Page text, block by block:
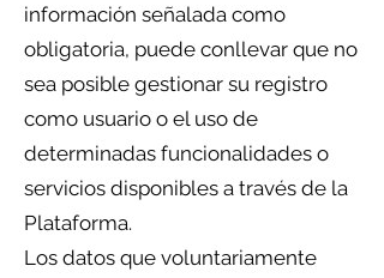
información señalada como
obligatoria, puede conllevar que no
sea posible gestionar su registro
como usuario o el uso de
determinadas funcionalidades o
servicios disponibles a través de la
Plataforma.
Los datos que voluntariamente